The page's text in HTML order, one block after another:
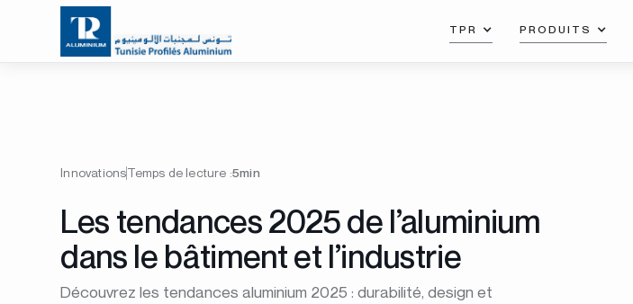
TPR PRODUITS
InnovationsTemps de lecture :5min
Les tendances 2025 de l’aluminium
dans le bâtiment et l’industrie
Découvrez les tendances aluminium 2025 : durabilité, design et